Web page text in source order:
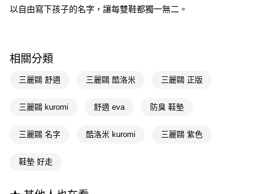
相關說明
1.本服務由台灣大哥大提供，台灣大哥大用戶可立即使用無須另外申請。
流程，驗證手機門號後，選擇欲分期的期數、繳款截止日，確認付款後即完
成交易。
4.訂單成立30分鐘內，如未前往確認交易或遇審核未通過，訂單將自動取
法說明評估內容。
【繳款方式說明】
醒簡訊。
AFTEE先享後付
【關於「AFTEE先享後付」】
１．簡單：不需註冊會員、不需綁卡、不需儲值。
３．安心：先確認商品／服務後，再付款。
全家付款取貨
以自由寫下孩子的名字，讓每雙鞋都獨一無二。
相關分類
三麗鷗 舒適 三麗鷗 酷洛米 三麗鷗 正版
三麗鷗 kuromi 舒適 eva 防臭 鞋墊
三麗鷗 名字 酷洛米 kuromi 三麗鷗 紫色
鞋墊 好走